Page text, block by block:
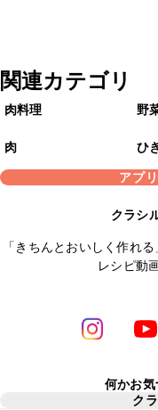
関連カテゴリ
肉料理 野
肉 ひ
アプ
クラシ
「きちんとおいしく作れ
レシピ動
何かお気
ク